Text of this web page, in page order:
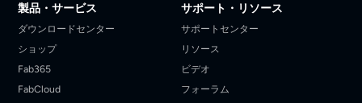
製品・サービス
ダウンロードセンター
ショップ
Fab365
FabCloud
サポート・リソース
サポートセンター
リソース
ビデオ
フォーラム